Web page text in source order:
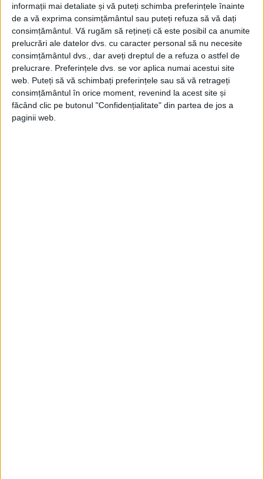
informații mai detaliate și vă puteți schimba preferințele înainte
de a vă exprima consimțământul sau puteți refuza să vă dați
consimțământul. Vă rugăm să rețineți că este posibil ca anumite
prelucrări ale datelor dvs. cu caracter personal să nu necesite
consimțământul dvs., dar aveți dreptul de a refuza o astfel de
prelucrare. Preferințele dvs. se vor aplica numai acestui site
web. Puteți să vă schimbați preferințele sau să vă retrageți
consimțământul în orice moment, revenind la acest site și
făcând clic pe butonul "Confidențialitate" din partea de jos a
paginii web.
domenii de activitate evreii erau activi și
dobândiseră deja o experiență care nu
putea fi negată. Astfel, evreii, dincolo de
minoritatea care activa în domeniile
bancar, comercial și artistic, sunt de
regăsit, în majoritatea lor între meseriași
unde activau cu avantajul pînă la ½ sec. 19